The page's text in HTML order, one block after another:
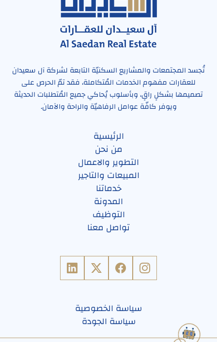
تُجسد المجتمعات والمشاريع السكنيّة التابعة لشركة آل سعيدان
للعقارات مفهوم الخدمات المُتكاملة، فقد تمّ الحرص على
تصميمها بشكلٍ راقٍ، وبأسلوب يُحاكي جميع المُتطلبات الحديثة
ويوفر كافّة عوامل الرفاهيّة والراحة والآمان.
الرئيسية
من نحن
التطوير والاعمال
المبيعات والتاجير
خدماتنا
المدونة
التوظيف
تواصل معنا
سياسة الخصوصية
سياسة الجودة